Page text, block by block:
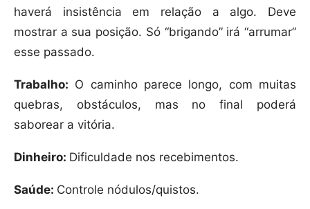
haverá insistência em relação a algo. Deve
mostrar a sua posição. Só “brigando” irá “arrumar”
esse passado.
Trabalho: O caminho parece longo, com muitas
quebras, obstáculos, mas no final poderá
saborear a vitória.
Dinheiro: Dificuldade nos recebimentos.
Saúde: Controle nódulos/quistos.